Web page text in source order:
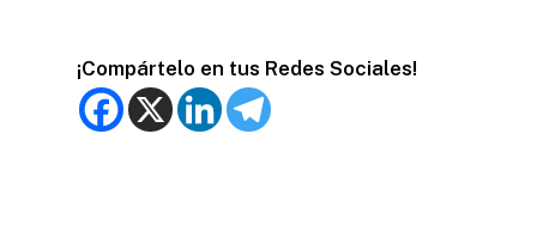
¡Compártelo en tus Redes Sociales!